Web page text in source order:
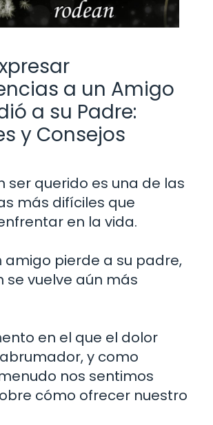
a un Amigo
a su Padre:
y Consejos
ser querido es una de las
más difíciles que
en la vida.
amigo pierde a su padre,
se vuelve aún más
en el que el dolor
y como
nos sentimos
cómo ofrecer nuestro